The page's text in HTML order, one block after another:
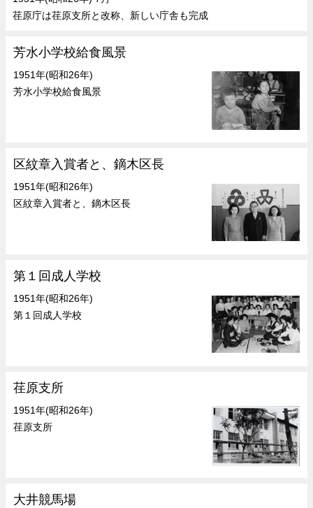
荏原庁は荏原支所と改称、新しい庁舎も完成
芳水小学校給食風景
1951年(昭和26年)
芳水小学校給食風景
区紋章入賞者と、鏑木区長
1951年(昭和26年)
区紋章入賞者と、鏑木区長
第１回成人学校
1951年(昭和26年)
第１回成人学校
荏原支所
1951年(昭和26年)
荏原支所
大井競馬場